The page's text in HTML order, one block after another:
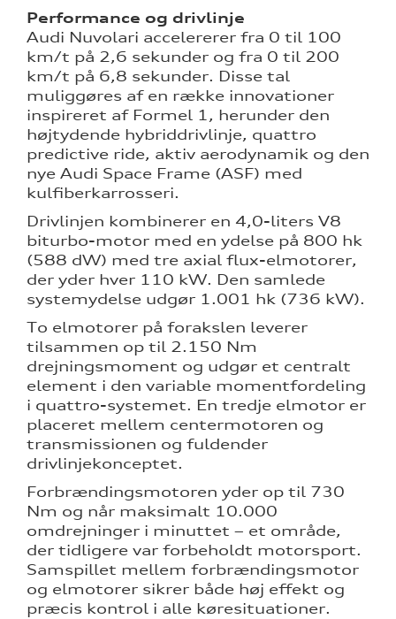
Performance og drivlinje
Audi Nuvolari accelererer fra 0 til 100
km/t på 2,6 sekunder og fra 0 til 200
km/t på 6,8 sekunder. Disse tal
muliggøres af en række innovationer
inspireret af Formel 1, herunder den
højtydende hybriddrivlinje, quattro
predictive ride, aktiv aerodynamik og den
nye Audi Space Frame (ASF) med
kulfiberkarrosseri.
Drivlinjen kombinerer en 4,0-liters V8
biturbo-motor med en ydelse på 800 hk
(588 dW) med tre axial flux-elmotorer,
der yder hver 110 kW. Den samlede
systemydelse udgør 1.001 hk (736 kW).
To elmotorer på forakslen leverer
tilsammen op til 2.150 Nm
drejningsmoment og udgør et centralt
element i den variable momentfordeling
i quattro-systemet. En tredje elmotor er
placeret mellem centermotoren og
transmissionen og fuldender
drivlinjekonceptet.
Forbrændingsmotoren yder op til 730
Nm og når maksimalt 10.000
omdrejninger i minuttet – et område,
der tidligere var forbeholdt motorsport.
Samspillet mellem forbrændingsmotor
og elmotorer sikrer både høj effekt og
præcis kontrol i alle køresituationer.